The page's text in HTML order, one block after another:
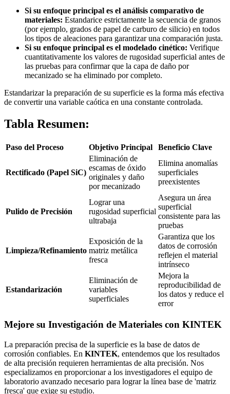
Si su enfoque principal es el análisis comparativo de
materiales: Estandarice estrictamente la secuencia de granos
(por ejemplo, grados de papel de carburo de silicio) en todos
los tipos de aleaciones para garantizar una comparación justa.
Si su enfoque principal es el modelado cinético: Verifique
cuantitativamente los valores de rugosidad superficial antes de
las pruebas para confirmar que la capa de daño por
mecanizado se ha eliminado por completo.
Estandarizar la preparación de su superficie es la forma más efectiva
de convertir una variable caótica en una constante controlada.
Tabla Resumen:
Paso del Proceso Objetivo Principal Beneficio Clave
Rectificado (Papel SiC)
Eliminación de
escamas de óxido
originales y daño
por mecanizado
Elimina anomalías
superficiales
preexistentes
Pulido de Precisión
Lograr una
rugosidad superficial
ultrabaja
Asegura un área
superficial
consistente para las
pruebas
Limpieza/Refinamiento
Exposición de la
matriz metálica
fresca
Garantiza que los
datos de corrosión
reflejen el material
intrínseco
Estandarización
Eliminación de
variables
superficiales
Mejora la
reproducibilidad de
los datos y reduce el
error
Mejore su Investigación de Materiales con KINTEK
La preparación precisa de la superficie es la base de datos de
corrosión confiables. En KINTEK, entendemos que los resultados
de alta precisión requieren herramientas de alta precisión. Nos
especializamos en proporcionar a los investigadores el equipo de
laboratorio avanzado necesario para lograr la línea base de 'matriz
fresca' que exige su estudio.